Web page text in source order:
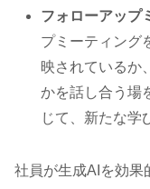
フォローアップ
プミーティング
映されているか
かを話し合う場
じて、新たな学
社員が生成AIを効果